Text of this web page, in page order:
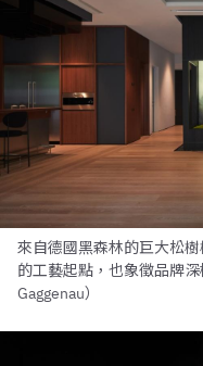
來自德國黑森林的巨大松
的工藝起點，也象徵品牌
Gaggenau）